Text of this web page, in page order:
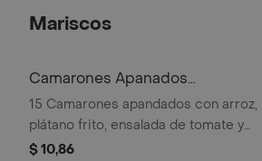
Mariscos
Camarones Apanados
Campestre
15 Camarones apandados con arroz,
plátano frito, ensalada de tomate y
pepino, y salsas de la casa.
$ 10,86